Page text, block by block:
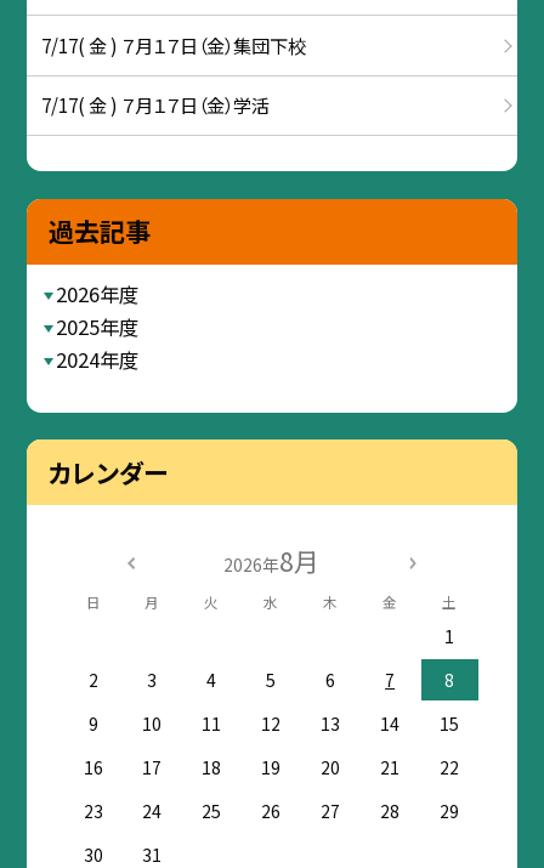
7/17( 金 ) ７月１７日（金）集団下校
7/17( 金 ) ７月１７日（金）学活
過去記事
2026年度
2025年度
2024年度
カレンダー
2026年8月
日 月 火 水 木 金 土
1
2
3 4 5 6 7
8
9
10 11 12 13 14
15
16
17 18 19 20 21
22
23
24 25 26 27 28
29
30
31